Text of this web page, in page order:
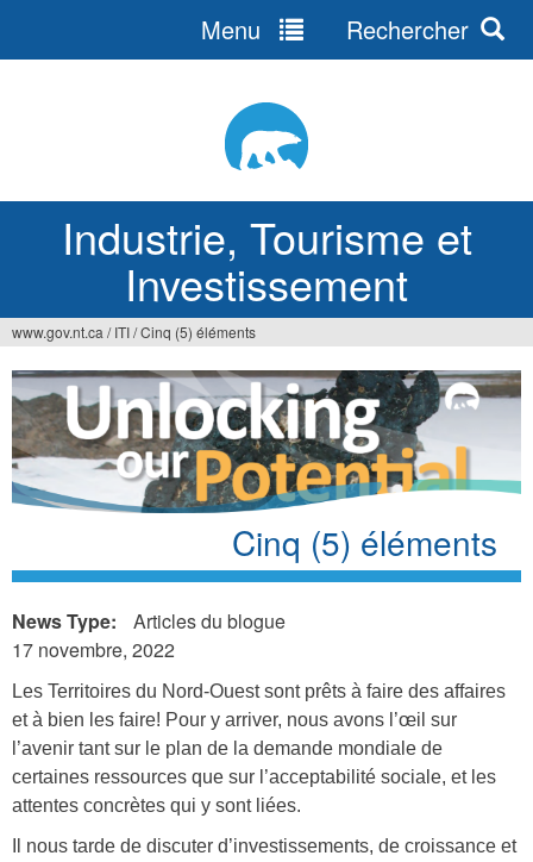
Industrie, Tourisme et
Investissement
Menu Rechercher
Vous
êtes
ici
www.gov.nt.ca / ITI/Cinq (5) éléments
Cinq (5) éléments
News Type:
Articles du blogue
17 novembre, 2022
Les Territoires du Nord-Ouest sont prêts à faire des affaires
et à bien les faire! Pour y arriver, nous avons l’œil sur
l’avenir tant sur le plan de la demande mondiale de
certaines ressources que sur l’acceptabilité sociale, et les
attentes concrètes qui y sont liées.
Il nous tarde de discuter d’investissements, de croissance et